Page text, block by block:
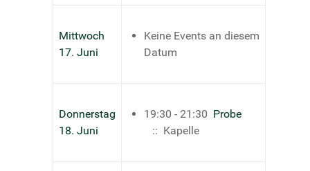
Mittwoch
17. Juni
Keine Events an diesem
Datum
Donnerstag
18. Juni
19:30 - 21:30 Probe
:: Kapelle